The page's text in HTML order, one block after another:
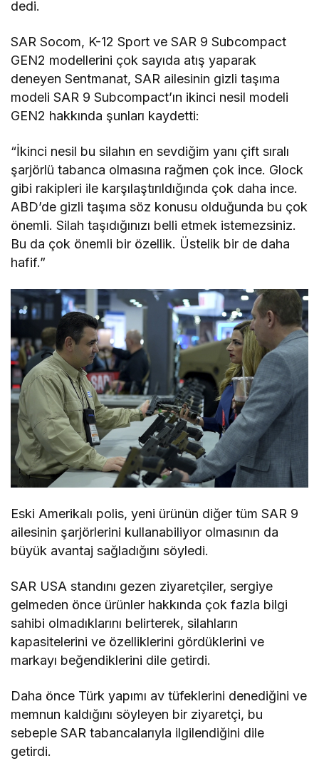
dedi.
SAR Socom, K-12 Sport ve SAR 9 Subcompact
GEN2 modellerini çok sayıda atış yaparak
deneyen Sentmanat, SAR ailesinin gizli taşıma
modeli SAR 9 Subcompact’ın ikinci nesil modeli
GEN2 hakkında şunları kaydetti:
“İkinci nesil bu silahın en sevdiğim yanı çift sıralı
şarjörlü tabanca olmasına rağmen çok ince. Glock
gibi rakipleri ile karşılaştırıldığında çok daha ince.
ABD’de gizli taşıma söz konusu olduğunda bu çok
önemli. Silah taşıdığınızı belli etmek istemezsiniz.
Bu da çok önemli bir özellik. Üstelik bir de daha
hafif.”
Eski Amerikalı polis, yeni ürünün diğer tüm SAR 9
ailesinin şarjörlerini kullanabiliyor olmasının da
büyük avantaj sağladığını söyledi.
SAR USA standını gezen ziyaretçiler, sergiye
gelmeden önce ürünler hakkında çok fazla bilgi
sahibi olmadıklarını belirterek, silahların
kapasitelerini ve özelliklerini gördüklerini ve
markayı beğendiklerini dile getirdi.
Daha önce Türk yapımı av tüfeklerini denediğini ve
memnun kaldığını söyleyen bir ziyaretçi, bu
sebeple SAR tabancalarıyla ilgilendiğini dile
getirdi.